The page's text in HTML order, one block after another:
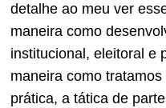
detalhe ao meu ver
maneira como
institucional, eleitoral e
maneira como
prática, a tática de